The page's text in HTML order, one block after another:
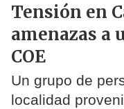
Tensión en
amenazas a
COE
Un grupo de
localidad